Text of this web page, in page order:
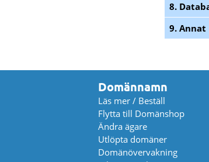
8.
9. Annat
Domännamn
Läs mer / Beställ
Flytta till Domänshop
Ändra ägare
Utlöpta domäner
Domänövervakning